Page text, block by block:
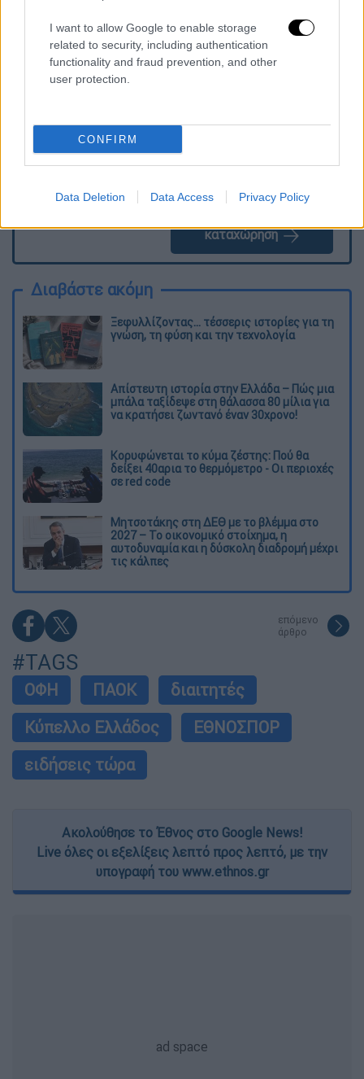
I want to allow Google to enable storage
related to security, including authentication
functionality and fraud prevention, and other
user protection.
CONFIRM
Data Deletion Data Access Privacy Policy
Τα σχολιά σας δημοσιεύονται άμεσα με δική σας ευθύνη. Το
ΕΘΝΟΣ θα παρεμβαίνει και τα προσβλητικά σχόλια θα
διαγράφονται
καταχώρηση
Διαβάστε ακόμη
Ξεφυλλίζοντας... τέσσερις ιστορίες για τη
γνώση, τη φύση και την τεχνολογία
Απίστευτη ιστορία στην Ελλάδα – Πώς μια
μπάλα ταξίδεψε στη θάλασσα 80 μίλια για
να κρατήσει ζωντανό έναν 30χρονο!
Κορυφώνεται το κύμα ζέστης: Πού θα
δείξει 40αρια το θερμόμετρο - Οι περιοχές
σε red code
Μητσοτάκης στη ΔΕΘ με το βλέμμα στο
2027 – Το οικονομικό στοίχημα, η
αυτοδυναμία και η δύσκολη διαδρομή μέχρι
τις κάλπες
επόμενο
άρθρο
#TAGS
ΟΦΗ ΠΑΟΚ
διαιτητές
Κύπελλο Ελλάδος
ΕΘΝΟΣΠΟΡ
ειδήσεις τώρα
Ακολούθησε το Έθνος στο Google News!
Live όλες οι εξελίξεις λεπτό προς λεπτό, με την
υπογραφή του www.ethnos.gr